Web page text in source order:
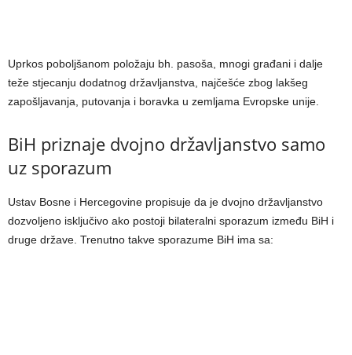
Uprkos poboljšanom položaju bh. pasoša, mnogi građani i dalje
teže stjecanju dodatnog državljanstva, najčešće zbog lakšeg
zapošljavanja, putovanja i boravka u zemljama Evropske unije.
BiH priznaje dvojno državljanstvo samo
uz sporazum
Ustav Bosne i Hercegovine propisuje da je dvojno državljanstvo
dozvoljeno isključivo ako postoji bilateralni sporazum između BiH i
druge države. Trenutno takve sporazume BiH ima sa: